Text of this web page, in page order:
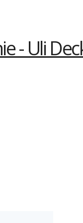
- Uli